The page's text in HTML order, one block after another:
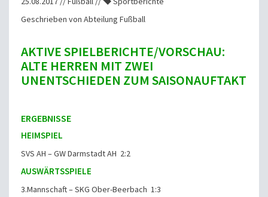
Geschrieben von Abteilung Fußball
AKTIVE SPIELBERICHTE/VORSCHAU:
ALTE HERREN MIT ZWEI
UNENTSCHIEDEN ZUM SAISONAUFTAKT
ERGEBNISSE
HEIMSPIEL
SVS AH – GW Darmstadt AH 2:2
AUSWÄRTSSPIELE
3.Mannschaft – SKG Ober-Beerbach 1:3